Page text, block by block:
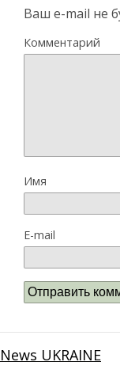
Ваш e-mail не
Комментарий
Имя
E-mail
News UKRAINE